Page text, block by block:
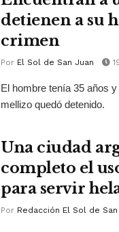
detienen a su
crimen
Por El Sol de San Juan
El hombre tenía 35 años
mellizo quedó detenido.
Una ciudad
completo el
para servir
Por Redacción El Sol de San